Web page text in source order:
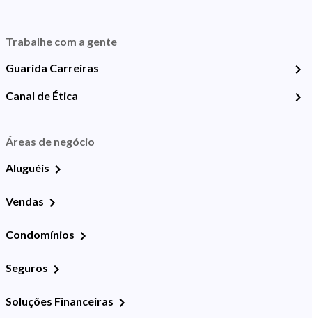
Trabalhe com a gente
Guarida Carreiras
Canal de Ética
Áreas de negócio
Aluguéis
Vendas
Condomínios
Seguros
Soluções Financeiras